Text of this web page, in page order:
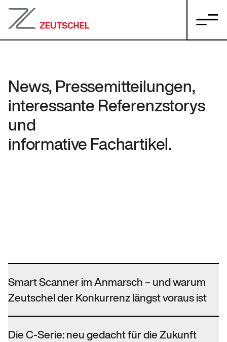
News, Pressemitteilungen,
interessante Referenzstorys
und
informative Fachartikel.
Smart Scanner im Anmarsch – und warum
Zeutschel der Konkurrenz längst voraus ist
Die C-Serie: neu gedacht für die Zukunft